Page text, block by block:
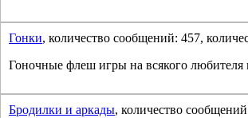
Гонки, количество сообщений: 457,
Гоночные флеш игры на всякого любителя
Бродилки и аркады, количество